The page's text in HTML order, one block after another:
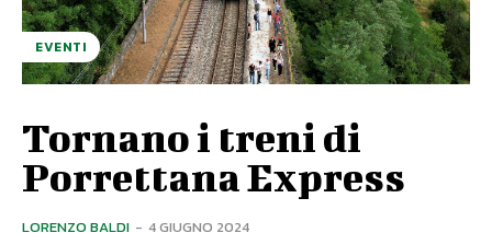
EVENTI
Tornano i treni di
Porrettana Express
LORENZO BALDI - 4 GIUGNO 2024